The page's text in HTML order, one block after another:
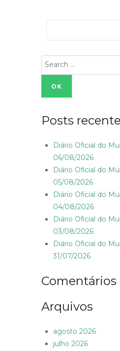
Search
for:
Posts
Diário Oficial do
06/08/2026
Diário Oficial do
05/08/2026
Diário Oficial do
04/08/2026
Diário Oficial do
03/08/2026
Diário Oficial do
31/07/2026
Comentários
Arquivos
agosto 2026
julho 2026